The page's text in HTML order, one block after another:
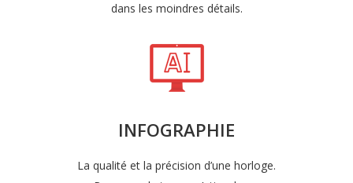
dans les moindres détails.
INFOGRAPHIE
La qualité et la précision d’une horloge.